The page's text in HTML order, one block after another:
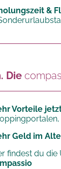
&
Die
Vorteile
Geld im
findest du die